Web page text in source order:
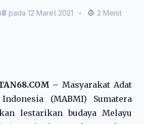
pada 12 Maret 2021 •
2 Menit
–Masyarakat Adat
(MABMI) Sumatera
lestarikan budaya Melayu